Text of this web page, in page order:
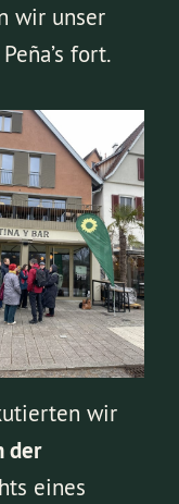
wir unser
fort.
wir
der
eines